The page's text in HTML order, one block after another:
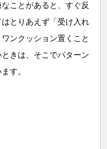
ことがあると、すぐ反
とりあえず「受け入れ
ンクッション置くこと
きは、そこでパターン
す。